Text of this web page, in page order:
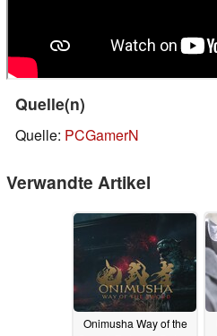
Quelle(n)
Quelle: PCGamerN
Verwandte Artikel
Onimusha Way of the